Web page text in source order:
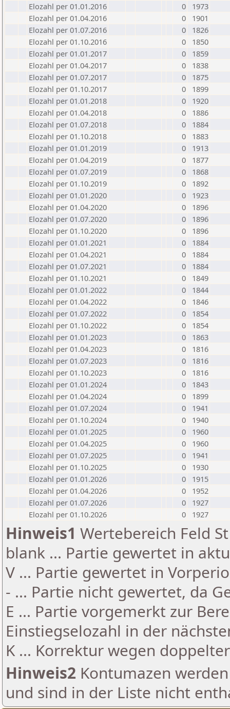
Elozahl per 01.01.2016
0
1973
Elozahl per 01.04.2016
0
1901
Elozahl per 01.07.2016
0
1826
Elozahl per 01.10.2016
0
1850
Elozahl per 01.01.2017
0
1859
Elozahl per 01.04.2017
0
1838
Elozahl per 01.07.2017
0
1875
Elozahl per 01.10.2017
0
1899
Elozahl per 01.01.2018
0
1920
Elozahl per 01.04.2018
0
1886
Elozahl per 01.07.2018
0
1884
Elozahl per 01.10.2018
0
1883
Elozahl per 01.01.2019
0
1913
Elozahl per 01.04.2019
0
1877
Elozahl per 01.07.2019
0
1868
Elozahl per 01.10.2019
0
1892
Elozahl per 01.01.2020
0
1923
Elozahl per 01.04.2020
0
1896
Elozahl per 01.07.2020
0
1896
Elozahl per 01.10.2020
0
1896
Elozahl per 01.01.2021
0
1884
Elozahl per 01.04.2021
0
1884
Elozahl per 01.07.2021
0
1884
Elozahl per 01.10.2021
0
1849
Elozahl per 01.01.2022
0
1844
Elozahl per 01.04.2022
0
1846
Elozahl per 01.07.2022
0
1854
Elozahl per 01.10.2022
0
1854
Elozahl per 01.01.2023
0
1863
Elozahl per 01.04.2023
0
1816
Elozahl per 01.07.2023
0
1816
Elozahl per 01.10.2023
0
1816
Elozahl per 01.01.2024
0
1843
Elozahl per 01.04.2024
0
1899
Elozahl per 01.07.2024
0
1941
Elozahl per 01.10.2024
0
1940
Elozahl per 01.01.2025
0
1960
Elozahl per 01.04.2025
0
1960
Elozahl per 01.07.2025
0
1941
Elozahl per 01.10.2025
0
1930
Elozahl per 01.01.2026
0
1915
Elozahl per 01.04.2026
0
1952
Elozahl per 01.07.2026
0
1927
Elozahl per 01.10.2026
0 1927
Hinweis1 Wertebereich Feld
blank ... Partie gewertet in
V ... Partie gewertet in
- ... Partie nicht gewertet, da
E ... Partie vorgemerkt zur
Einstiegselozahl in der
K ... Korrektur wegen
Hinweis2 Kontumazen
und sind in der Liste nicht